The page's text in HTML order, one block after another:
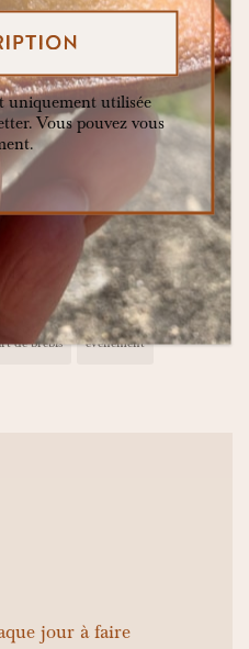
foodista
gratin healthy
madeinswiss
maison
premium production
sansgluten
sortie du four
de brebis évènement
jour à faire
uniquement utilisée
Vous pouvez vous